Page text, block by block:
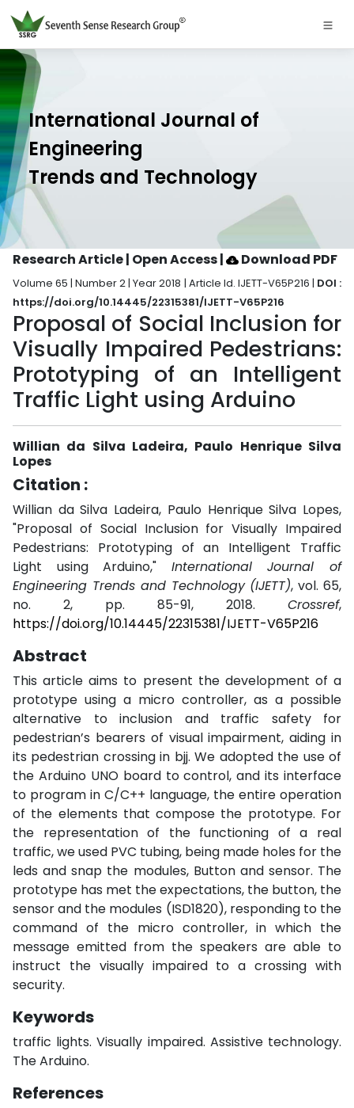
International Journal of
Engineering
Trends and Technology
Research Article | Open Access| Download PDF
Volume 65 | Number 2 | Year 2018 | Article Id. IJETT-V65P216 | DOI :
https://doi.org/10.14445/22315381/IJETT-V65P216
Proposal of Social Inclusion for
Visually Impaired Pedestrians:
Prototyping of an Intelligent
Traffic Light using Arduino
Willian da Silva Ladeira, Paulo Henrique Silva
Lopes
Citation :
Willian da Silva Ladeira, Paulo Henrique Silva Lopes,
"Proposal of Social Inclusion for Visually Impaired
Pedestrians: Prototyping of an Intelligent Traffic
Light using Arduino," International Journal of
Engineering Trends and Technology (IJETT), vol. 65,
no. 2, pp. 85-91, 2018. Crossref,
https://doi.org/10.14445/22315381/IJETT-V65P216
Abstract
This article aims to present the development of a
prototype using a micro controller, as a possible
alternative to inclusion and traffic safety for
pedestrian’s bearers of visual impairment, aiding in
its pedestrian crossing in bjj. We adopted the use of
the Arduino UNO board to control, and its interface
to program in C/C++ language, the entire operation
of the elements that compose the prototype. For
the representation of the functioning of a real
traffic, we used PVC tubing, being made holes for the
leds and snap the modules, Button and sensor. The
prototype has met the expectations, the button, the
sensor and the modules (ISD1820), responding to the
command of the micro controller, in which the
message emitted from the speakers are able to
instruct the visually impaired to a crossing with
security.
Keywords
traffic lights. Visually impaired. Assistive technology.
The Arduino.
References